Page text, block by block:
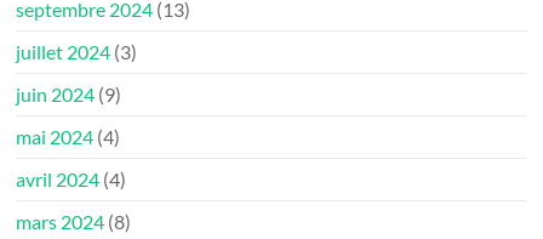
septembre 2024 (13)
juillet 2024 (3)
juin 2024 (9)
mai 2024 (4)
avril 2024 (4)
mars 2024 (8)